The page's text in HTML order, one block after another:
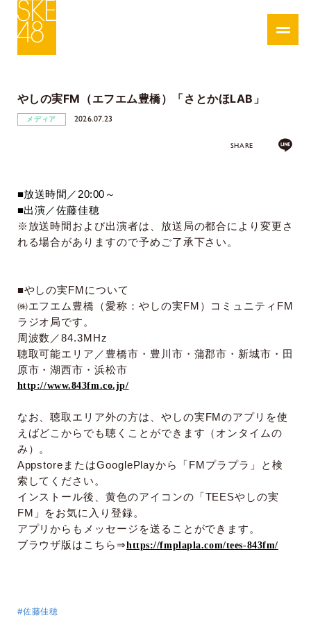
やしの実FM（エフエム豊橋）「さとかほLAB」
メディア 2026.07.23
SHARE
■放送時間／ 20:00 ～
■出演／佐藤佳穂
※放送時間および出演者は、放送局の都合により変更さ
れる場合がありますので予めご了承下さい。
■やしの実 FM について
㈱エフエム豊橋（愛称：やしの実 FM ）コミュニティ FM
ラジオ局です。
周波数／84.3MHz
聴取可能エリア／豊橋市・豊川市・蒲郡市・新城市・田
原市・湖西市・浜松市
http://www.843fm.co.jp/
なお、聴取エリア外の方は、やしの実 FMのアプリを使
えばどこからでも聴くことができます（オンタイムの
み）。
Appstore またはGooglePlayから「 FM プラプラ」と検
索してください。
インストール後、黄色のアイコンの「 TEESやしの実
FM 」をお気に入り登録。
アプリからもメッセージを送ることができます。
ブラウザ版はこちら⇒https://fmplapla.com/tees-843fm/
#佐藤佳穂